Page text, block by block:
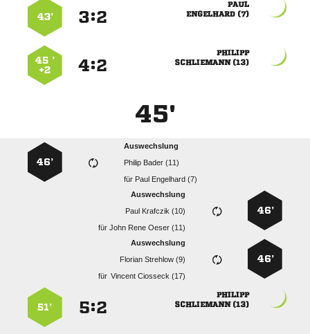

 
:
43’

 
:
45 ’
+2
45'
Auswechslung
  
für   
46’
46’
Auswechslung
  
für   
46’
Auswechslung
  
für   

 
:
51’